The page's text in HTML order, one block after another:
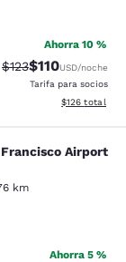
Ahorra 10 %
Precio tachado:
$123Precio con
$110USD/noche
Tarifa para socios
Ver detalles
$126 total
Airport
km
2779 reseñas
Ahorra 5 %